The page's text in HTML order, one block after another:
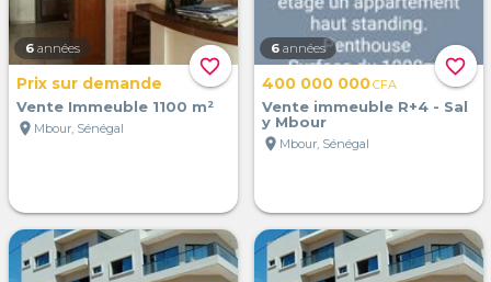
favorite_border
6 années
Prix sur demande
Vente Immeuble 1100 m²
location_on Mbour, Sénégal
favorite_border
6 années
400 000 000CFA
Vente immeuble R+4 - Sal
y Mbour
location_on Mbour, Sénégal